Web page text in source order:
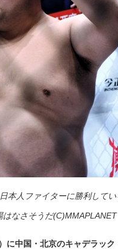
本人ファイターに勝利して
なさそうだ(C)MMAPLANET
に中国・北京のキャデラック